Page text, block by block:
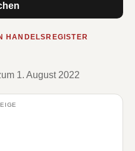
HANDELSREGISTER
1. August 2022